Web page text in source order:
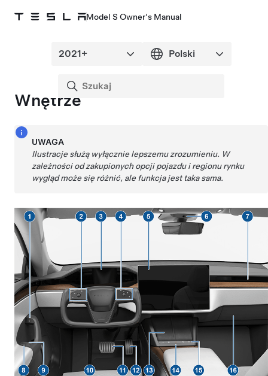
Model S Owner's Manual
Wnętrze
UWAGA
Ilustracje służą wyłącznie lepszemu zrozumieniu. W
zależności od zakupionych opcji pojazdu i regionu rynku
wygląd może się różnić, ale funkcja jest taka sama.